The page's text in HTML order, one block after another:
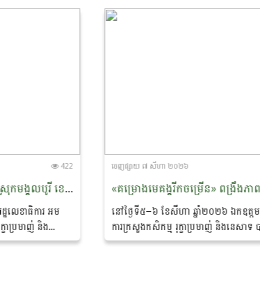
422
ស្រូវរបស់ប្រជាកសិករ នៅស្រុកព្រះ​នេត្រព្រះ និងស្រុកមង្គលបូរី ខេត្តបន្ទាយមានជ័យ ត្រូវបានអន្តរាគមន៍​សង្គ្រោះ ​​ស្តារ​បានឡើង​វិញស្ទើរទាំងស្រុង
លេខាធិការ អម
ាប្រមាញ់ និង
ចេញ​ផ្សាយ​ ៧ សីហា ២០២៦
នៅថ្ងៃទី៥–៦ ខែសីហា ឆ្នាំ២០២៦ ឯកឧត្ដ
ការក្រសួងកសិកម្ម រុក្ខាប្រមាញ់ និងនេសាទ
ក្នុង «សិក្ខាសាលាឆ្លុះ​បញ្ចាំង​ការ​សហការគ្នា